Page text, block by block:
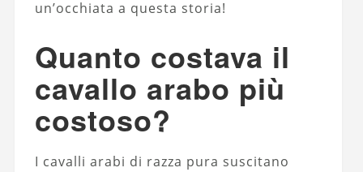
un’occhiata a questa storia!
Quanto costava il
cavallo arabo più
costoso?
I cavalli arabi di razza pura suscitano